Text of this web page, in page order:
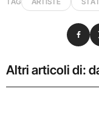
Altri articoli di: